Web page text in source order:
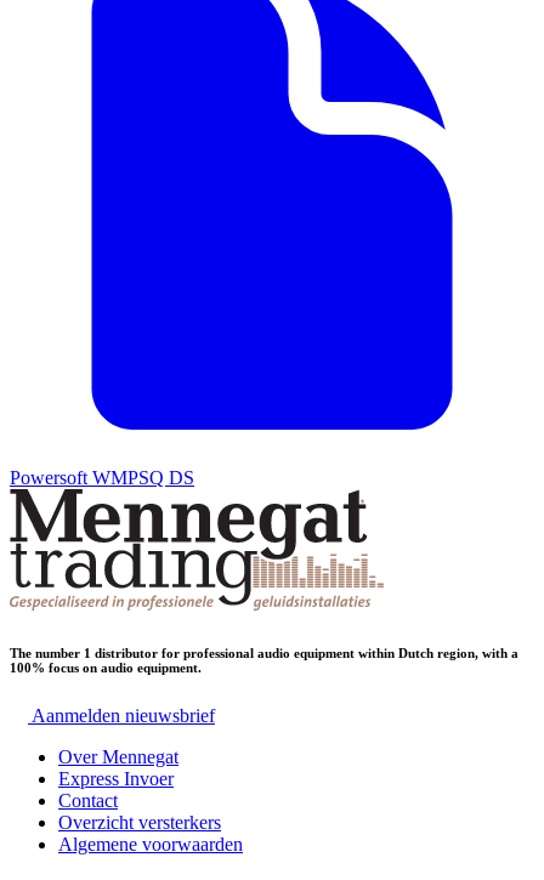
Powersoft WMPSQ DS
The number 1 distributor for professional audio equipment within Dutch region, with a
100% focus on audio equipment.
Aanmelden nieuwsbrief
Over Mennegat
Express Invoer
Contact
Overzicht versterkers
Algemene voorwaarden